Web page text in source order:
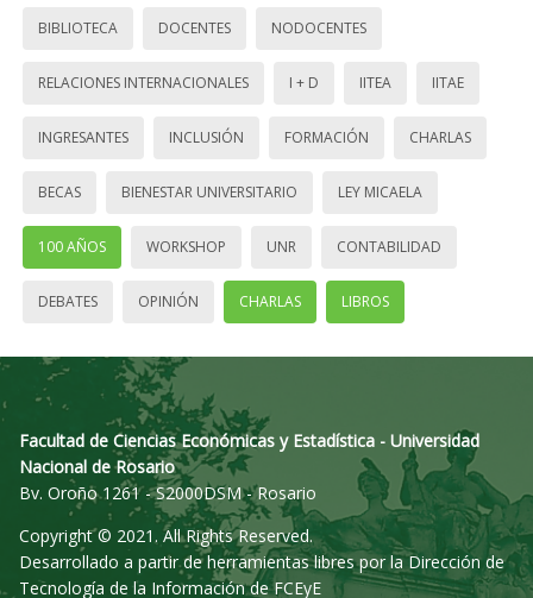
BIBLIOTECA DOCENTES NODOCENTES
RELACIONES INTERNACIONALES I + D IITEA IITAE
INGRESANTES INCLUSIÓN FORMACIÓN CHARLAS
BECAS BIENESTAR UNIVERSITARIO LEY MICAELA
100 AÑOS WORKSHOP UNR CONTABILIDAD
DEBATES OPINIÓN CHARLAS LIBROS
Facultad de Ciencias Económicas y Estadística - Universidad
Nacional de Rosario
Bv. Oroño 1261 - S2000DSM - Rosario
Copyright © 2021. All Rights Reserved.
Desarrollado a partir de herramientas libres por la Dirección de
Tecnología de la Información de FCEyE